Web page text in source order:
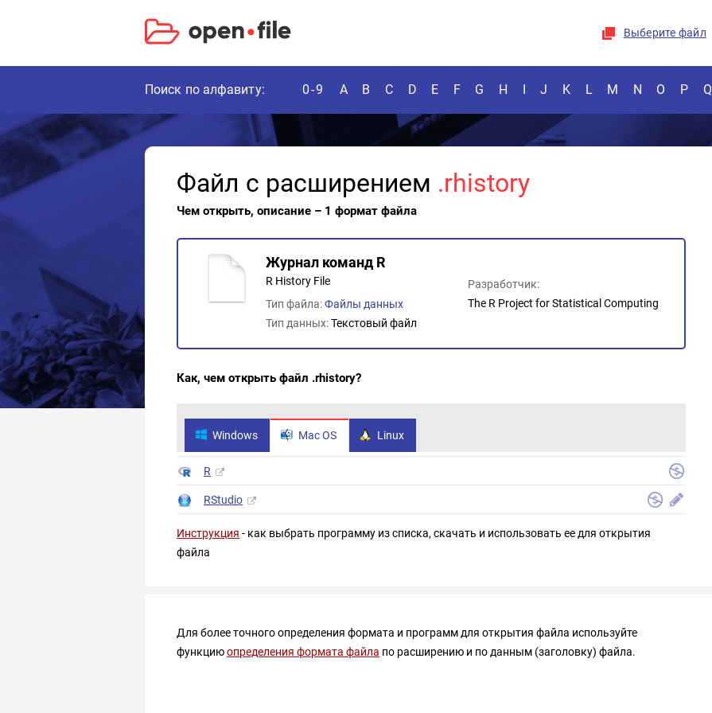
Выберите файл
Поиск по алфавиту: 0-9 A B C D E F G H I J K L M N O P Q
Файл с расширением .rhistory
Чем открыть, описание – 1 формат файла
Журнал команд R
R History File
Тип файла:Файлы данных
Тип данных:Текстовый файл
Разработчик:
The R Project for Statistical Computing
Как, чем открыть файл .rhistory?
Windows Mac OS Linux
R
RStudio
Инструкция - как выбрать программу из списка, скачать и использовать ее для открытия
файла
Для более точного определения формата и программ для открытия файла используйте
функциюопределения формата файла по расширению и по данным (заголовку) файла.